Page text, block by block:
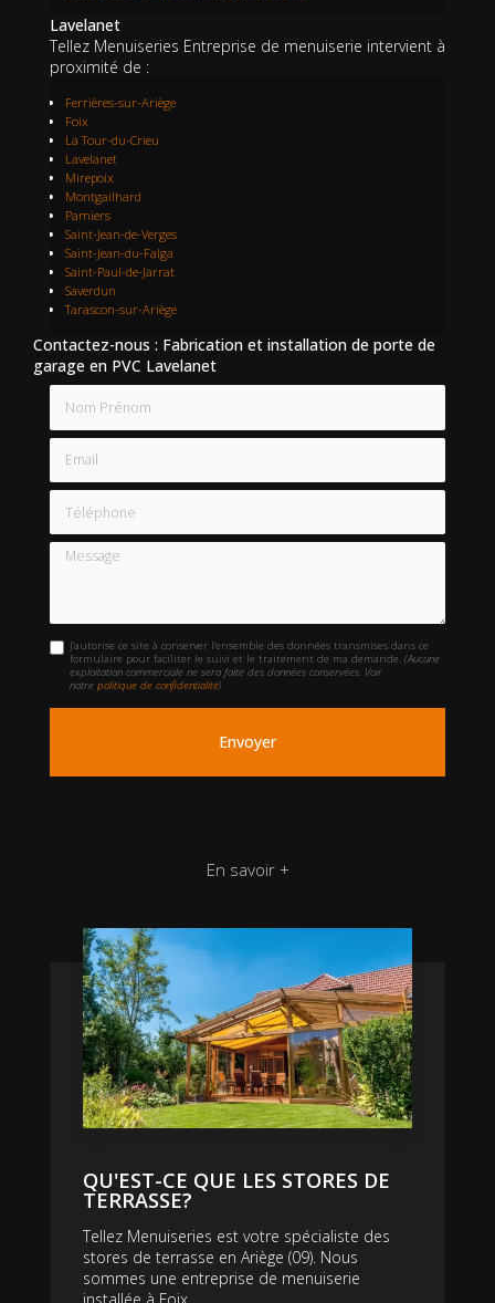
Lavelanet
Tellez Menuiseries Entreprise de menuiserie intervient à
proximité de :
Ferrières-sur-Ariège
Foix
La Tour-du-Crieu
Lavelanet
Mirepoix
Montgailhard
Pamiers
Saint-Jean-de-Verges
Saint-Jean-du-Falga
Saint-Paul-de-Jarrat
Saverdun
Tarascon-sur-Ariège
Contactez-nous : Fabrication et installation de porte de
garage en PVC Lavelanet
Email
Téléphone
Message
J'autorise ce site à conserver l'ensemble des données transmises dans ce
formulaire pour faciliter le suivi et le traitement de ma demande.(Aucune
exploitation commerciale ne sera faite des données conservées. Voir
notrepolitique de confidentialité)
En savoir +
QU'EST-CE QUE LES STORES DE
TERRASSE?
Tellez Menuiseries est votre spécialiste des
stores de terrasse en Ariège (09). Nous
sommes une entreprise de menuiserie